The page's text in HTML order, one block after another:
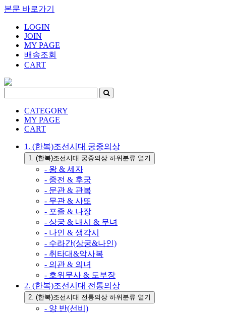
본문 바로가기
LOGIN
JOIN
MY PAGE
배송조회
CART
CATEGORY
MY PAGE
CART
1. (한복)조선시대 궁중의상
1. (한복)조선시대 궁중의상 하위분류 열기
- 왕 & 세자
- 중전 & 후궁
- 문관 & 관복
- 무관 & 사또
- 포졸 & 나장
- 상궁 & 내시 & 무녀
- 나인 & 생각시
- 수라간(상궁&나인)
- 취타대&악사복
- 의관 & 의녀
- 호위무사 & 도부장
2. (한복)조선시대 전통의상
2. (한복)조선시대 전통의상 하위분류 열기
- 양 반(선비)